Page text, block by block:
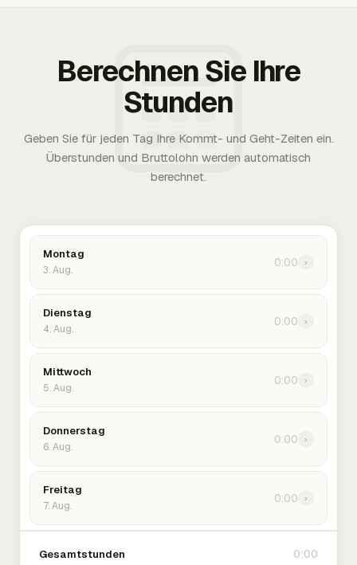
Berechnen Sie Ihre
Stunden
Geben Sie für jeden Tag Ihre Kommt- und Geht-Zeiten ein.
Überstunden und Bruttolohn werden automatisch
berechnet.
Montag
3. Aug.
0:00 ›
Dienstag
4. Aug.
0:00 ›
Mittwoch
5. Aug.
0:00 ›
Donnerstag
6. Aug.
0:00 ›
Freitag
7. Aug.
0:00 ›
Gesamtstunden 0:00